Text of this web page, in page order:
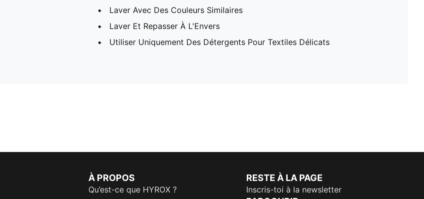
Laver Avec Des Couleurs Similaires
Laver Et Repasser À L'Envers
Utiliser Uniquement Des Détergents Pour Textiles Délicats
À PROPOS
Qu’est-ce que HYROX ?
RESTE À LA PAGE
Inscris-toi à la newsletter